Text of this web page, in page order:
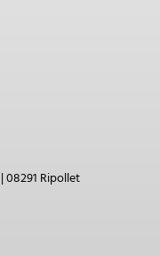
08291 Ripollet